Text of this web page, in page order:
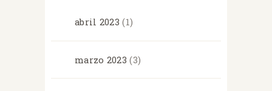
abril 2023 (1)
marzo 2023 (3)